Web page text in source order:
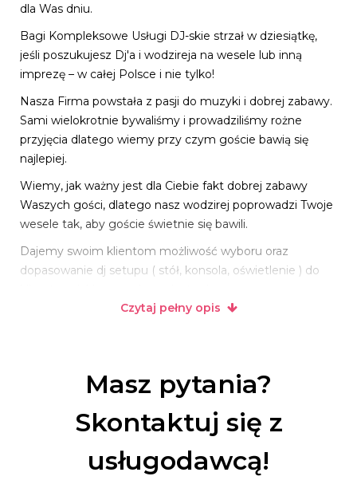
dla Was dniu.
Bagi Kompleksowe Usługi DJ-skie strzał w dziesiątkę,
jeśli poszukujesz Dj'a i wodzireja na wesele lub inną
imprezę – w całej Polsce i nie tylko!
Nasza Firma powstała z pasji do muzyki i dobrej zabawy.
Sami wielokrotnie bywaliśmy i prowadziliśmy rożne
przyjęcia dlatego wiemy przy czym goście bawią się
najlepiej.
Wiemy, jak ważny jest dla Ciebie fakt dobrej zabawy
Waszych gości, dlatego nasz wodzirej poprowadzi Twoje
wesele tak, aby goście świetnie się bawili.
Dajemy swoim klientom możliwość wyboru oraz
dopasowanie dj setupu ( stół, konsola, oświetlenie ) do
bankietowa tj. rustykalny, industrialny, boho czy glamour.
powodów technicznych
Marzysz o odpowiedniej muzyce pasującej do motywu
przewodniego swojego wesela? Dla nas to nie problem-
pomożemy i zorganizujemy taką playlistę, abyście bawili
się najlepiej do samego rana.
Czytaj pełny opis
Masz pytania?
Skontaktuj się z
usługodawcą!